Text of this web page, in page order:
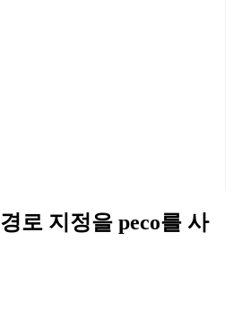
로 지정을 peco를 사